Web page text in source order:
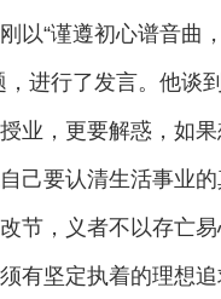
以“谨遵初心谱音曲
，进行了发言。他谈
业，更要解惑，如
己要认清生活事业的
节，义者不以存亡易
有坚定执着的理想